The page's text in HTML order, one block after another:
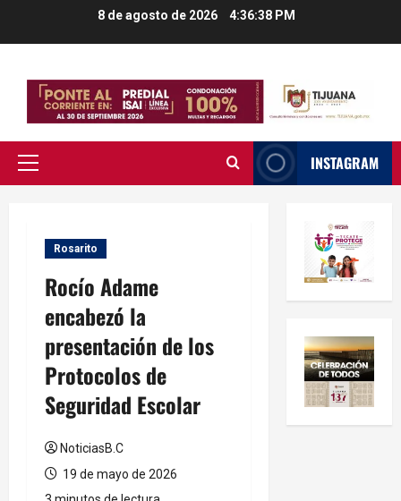
8 de agosto de 2026 4:36:39 PM
Menú
INSTAGRAM
Rosarito
Rocío Adame
encabezó la
presentación de los
Protocolos de
Seguridad Escolar
NoticiasB.C
19 de mayo de 2026